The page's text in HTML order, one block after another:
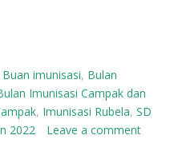
Buan imunisasi, Bulan
Imunisasi Campak dan
, Imunisasi Rubela, SD
2022
Leave a comment